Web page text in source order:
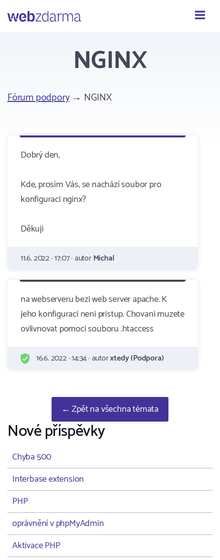
Webzdarma
NGINX
Fórum podpory→ NGINX
Dobrý den,
Kde, prosím Vás, se nachází soubor pro
konfiguraci nginx?
Děkuji
11.6. 2022 · 17:07 · autorMichal
na webserveru bezi web server apache. K
jeho konfiguraci neni pristup. Chovani muzete
ovlivnovat pomoci souboru .htaccess
16.6. 2022 · 14:34 · autorxtedy (Podpora)
← Zpět na všechna témata
Nové příspěvky
Chyba 500
Interbase extension
PHP
oprávnění v phpMyAdmin
Aktivace PHP